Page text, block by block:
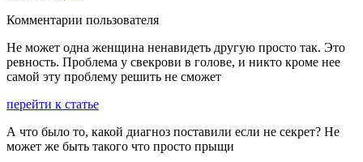
Комментарии пользователя
Не может одна женщина ненавидеть другую просто так. Это
ревность. Проблема у свекрови в голове, и никто кроме нее
самой эту проблему решить не сможет
перейти к статье
А что было то, какой диагноз поставили если не секрет? Не
может же быть такого что просто прыщи